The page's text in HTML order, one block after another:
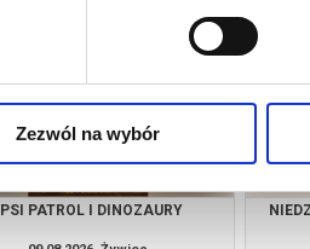
Zezwól na wybór
PSI PATROL I DINOZAURY